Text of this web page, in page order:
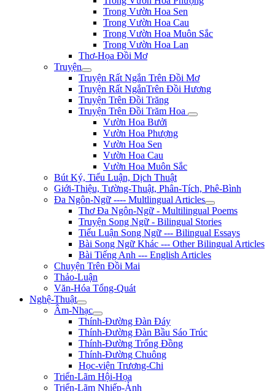
Trong Vườn Hoa Sen
Trong Vườn Hoa Cau
Trong Vườn Hoa Muôn Sắc
Trong Vườn Hoa Lan
Thơ-Họa Đồi Mơ
Truyện
Truyện Rất Ngắn Trên Đồi Mơ
Truyện Rất NgắnTrên Đồi Hương
Truyện Trên Đồi Trăng
Truyện Trên Đồi Trăm Hoa
Vườn Hoa Bưởi
Vườn Hoa Phượng
Vườn Hoa Sen
Vườn Hoa Cau
Vườn Hoa Muôn Sắc
Bút Ký, Tiểu Luận, Dịch Thuật
Giới-Thiệu, Tường-Thuật, Phân-Tích, Phê-Bình
Đa Ngôn-Ngữ ---- Multlingual Articles
Thơ Đa Ngôn-Ngữ - Multilingual Poems
Truyện Song Ngữ - Bilingual Stories
Tiểu Luận Song Ngữ --- Bilingual Essays
Bài Song Ngữ Khác --- Other Bilingual Articles
Bài Tiếng Anh --- English Articles
Chuyện Trên Đồi Mai
Thảo-Luận
Văn-Hóa Tổng-Quát
Nghệ-Thuật
Âm-Nhạc
Thính-Đường Đàn Đáy
Thính-Đường Đàn Bầu Sáo Trúc
Thính-Đường Trống Đồng
Thính-Đường Chuông
Học-viện Trương-Chi
Triển-Lãm Hội-Họa
Triển-Lãm Nhiếp-Ảnh